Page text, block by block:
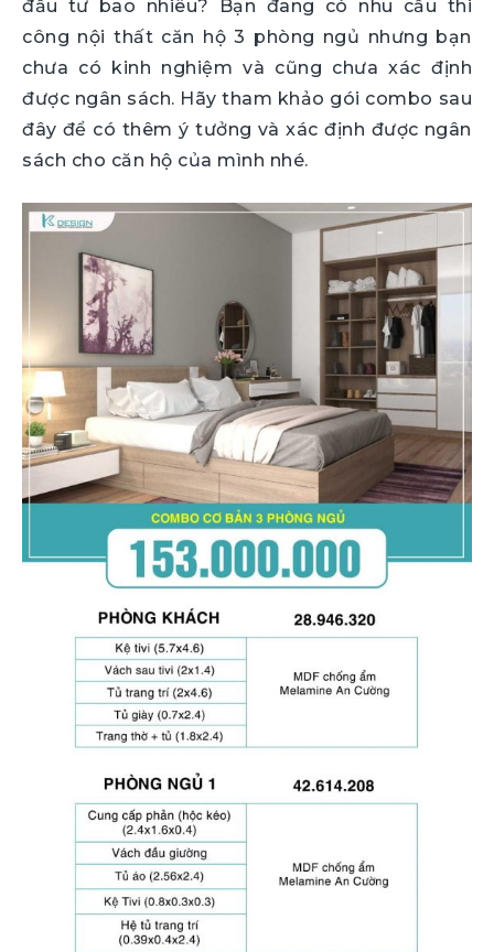
đầu tư bao nhiêu? Bạn đang có nhu cầu thi
công nội thất căn hộ 3 phòng ngủ nhưng bạn
chưa có kinh nghiệm và cũng chưa xác định
được ngân sách. Hãy tham khảo gói combo sau
đây để có thêm ý tưởng và xác định được ngân
sách cho căn hộ của mình nhé.